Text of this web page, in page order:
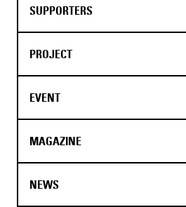
SUPPORTERS
PROJECT
EVENT
MAGAZINE
NEWS